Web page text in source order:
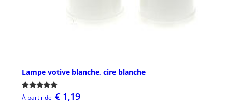
Lampe votive blanche, cire blanche
À partir de € 1,19